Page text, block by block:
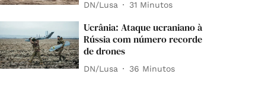
DN/Lusa 31 Minutos
Ucrânia: Ataque ucraniano à
Rússia com número recorde
de drones
DN/Lusa 36 Minutos